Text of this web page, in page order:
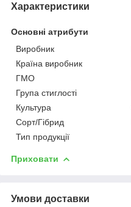
Характеристики
Основні атрибути
Виробник
Країна виробник
ГМО
Група стиглості
Культура
Сорт/Гібрид
Тип продукції
Приховати
Умови доставки